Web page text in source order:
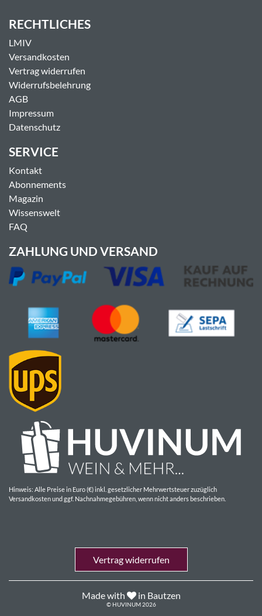
RECHTLICHES
LMIV
Versandkosten
Vertrag widerrufen
Widerrufsbelehrung
AGB
Impressum
Datenschutz
SERVICE
Kontakt
Abonnements
Magazin
Wissenswelt
FAQ
ZAHLUNG UND VERSAND
Hinweis: Alle Preise in Euro (€) inkl. gesetzlicher Mehrwertsteuer zuzüglich
Versandkosten und ggf. Nachnahmegebühren, wenn nicht anders beschrieben.
Vertrag widerrufen
Made with in Bautzen
© HUVINUM 2026